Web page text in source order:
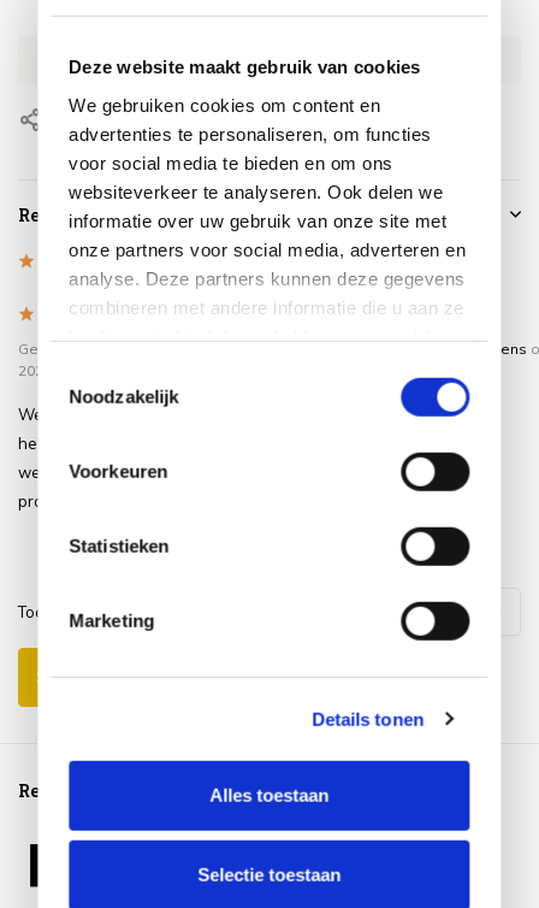
Deze website maakt gebruik van cookies
We gebruiken cookies om content en
advertenties te personaliseren, om functies
voor social media te bieden en om ons
websiteverkeer te analyseren. Ook delen we
informatie over uw gebruik van onze site met
onze partners voor social media, adverteren en
analyse. Deze partners kunnen deze gegevens
combineren met andere informatie die u aan ze
Noodzakelijk
Voorkeuren
Statistieken
Marketing
Details tonen
Alles toestaan
Selectie toestaan
SKU AE7982
EAN 8717591770152
Reviews
4.9/5 Based on 7 reviews
5/ 5
Gepost door:
2026
Wederom na eerder al gehad te
hebben maar versleten, dezelfde
weer gekocht. Gewoon prima
product!
5/ 5
Walter Grootens
Toon -3 van7 2
Schrijf je eigen review
Reeds bekeken